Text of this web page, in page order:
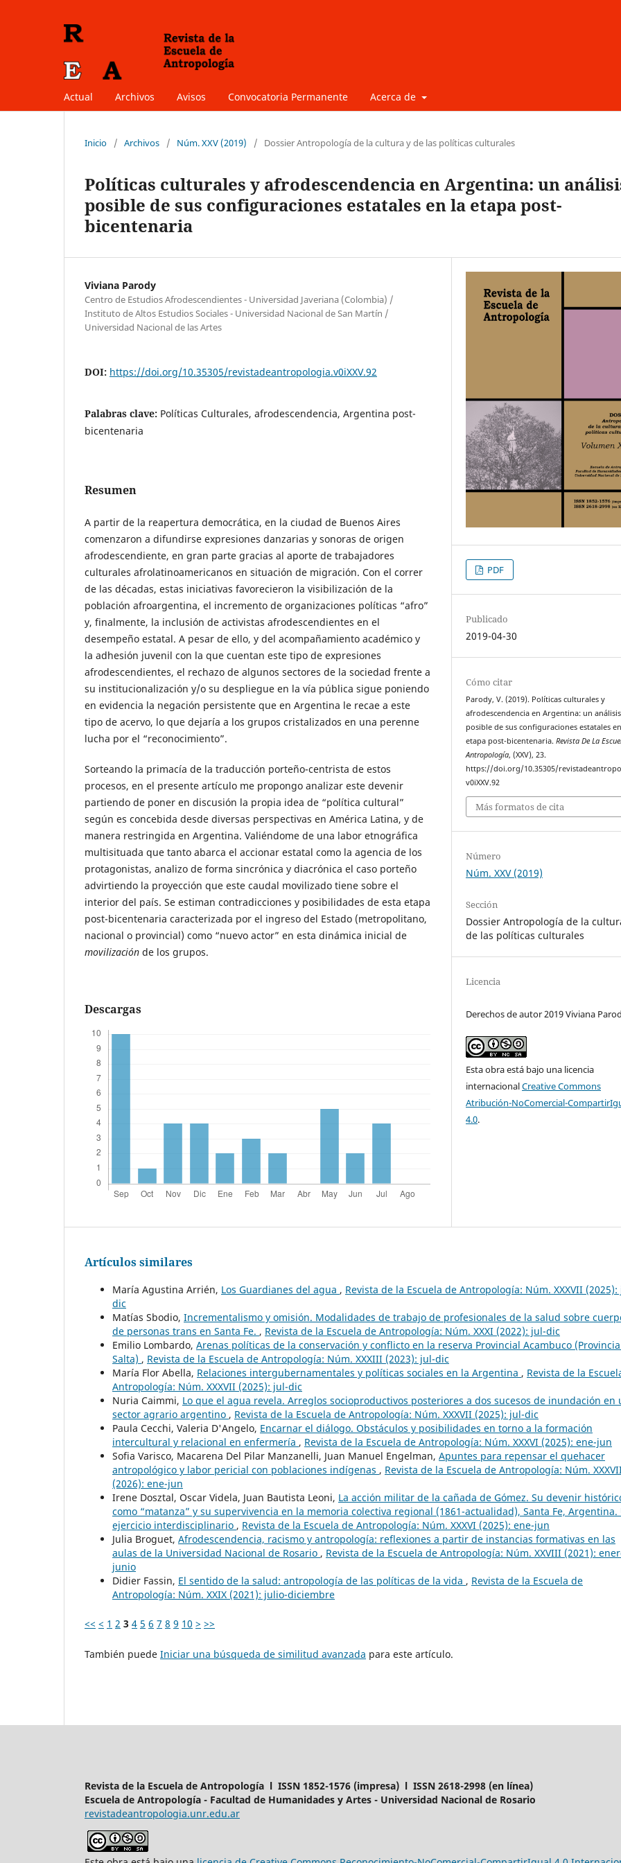
Actual Archivos Avisos Convocatoria Permanente Acerca de
Inicio / Archivos / Núm. XXV (2019) / Dossier Antropología de la cultura y de las políticas culturales
Políticas culturales y afrodescendencia en Argentina: un
posible de sus configuraciones estatales en la etapa post-
bicentenaria
Viviana Parody
Centro de Estudios Afrodescendientes - Universidad Javeriana (Colombia) /
Instituto de Altos Estudios Sociales - Universidad Nacional de San Martín /
Universidad Nacional de las Artes
DOI: https://doi.org/10.35305/revistadeantropologia.v0iXXV.92
Palabras clave: Políticas Culturales, afrodescendencia, Argentina post-
bicentenaria
Resumen
A partir de la reapertura democrática, en la ciudad de Buenos Aires
comenzaron a difundirse expresiones danzarias y sonoras de origen
afrodescendiente, en gran parte gracias al aporte de trabajadores
culturales afrolatinoamericanos en situación de migración. Con el correr
de las décadas, estas iniciativas favorecieron la visibilización de la
población afroargentina, el incremento de organizaciones políticas “afro”
y, finalmente, la inclusión de activistas afrodescendientes en el
desempeño estatal. A pesar de ello, y del acompañamiento académico y
la adhesión juvenil con la que cuentan este tipo de expresiones
afrodescendientes, el rechazo de algunos sectores de la sociedad frente a
su institucionalización y/o su despliegue en la vía pública sigue poniendo
en evidencia la negación persistente que en Argentina le recae a este
tipo de acervo, lo que dejaría a los grupos cristalizados en una perenne
lucha por el “reconocimiento”.
Sorteando la primacía de la traducción porteño-centrista de estos
procesos, en el presente artículo me propongo analizar este devenir
partiendo de poner en discusión la propia idea de “política cultural”
según es concebida desde diversas perspectivas en América Latina, y de
manera restringida en Argentina. Valiéndome de una labor etnográfica
multisituada que tanto abarca el accionar estatal como la agencia de los
protagonistas, analizo de forma sincrónica y diacrónica el caso porteño
advirtiendo la proyección que este caudal movilizado tiene sobre el
interior del país. Se estiman contradicciones y posibilidades de esta etapa
post-bicentenaria caracterizada por el ingreso del Estado (metropolitano,
nacional o provincial) como “nuevo actor” en esta dinámica inicial de
movilización de los grupos.
Descargas
PDF
Publicado
2019-04-30
Cómo citar
Parody, V. (2019). Políticas culturales y
afrodescendencia en Argentina: un análisis
posible de sus configuraciones estatales
etapa post-bicentenaria.Revista De La
Antropología, (XXV), 23.
https://doi.org/10.35305/
v0iXXV.92
Más formatos de cita
Número
Núm. XXV (2019)
Sección
Dossier Antropología de la
de las políticas culturales
Licencia
Derechos de autor 2019 Viviana
Esta obra está bajo una licencia
internacionalCreative Commons
Atribución-NoComercial-
4.0.
Artículos similares
María Agustina Arrién, Los Guardianes del agua , Revista de la Escuela de Antropología: Núm. XXXVII (2025):
dic
Matías Sbodio, Incrementalismo y omisión. Modalidades de trabajo de profesionales de la salud sobre
de personas trans en Santa Fe. , Revista de la Escuela de Antropología: Núm. XXXI (2022): jul-dic
Emilio Lombardo, Arenas políticas de la conservación y conflicto en la reserva Provincial Acambuco
Salta) , Revista de la Escuela de Antropología: Núm. XXXIII (2023): jul-dic
María Flor Abella, Relaciones intergubernamentales y políticas sociales en la Argentina , Revista de la
Antropología: Núm. XXXVII (2025): jul-dic
Nuria Caimmi, Lo que el agua revela. Arreglos socioproductivos posteriores a dos sucesos de inundación en
sector agrario argentino , Revista de la Escuela de Antropología: Núm. XXXVII (2025): jul-dic
Paula Cecchi, Valeria D'Angelo, Encarnar el diálogo. Obstáculos y posibilidades en torno a la formación
intercultural y relacional en enfermería , Revista de la Escuela de Antropología: Núm. XXXVI (2025): ene-jun
Sofia Varisco, Macarena Del Pilar Manzanelli, Juan Manuel Engelman, Apuntes para repensar el quehacer
antropológico y labor pericial con poblaciones indígenas , Revista de la Escuela de Antropología: Núm.
(2026): ene-jun
Irene Dosztal, Oscar Videla, Juan Bautista Leoni, La acción militar de la cañada de Gómez. Su devenir
como “matanza” y su supervivencia en la memoria colectiva regional (1861-actualidad), Santa Fe, Argentina.
ejercicio interdisciplinario , Revista de la Escuela de Antropología: Núm. XXXVI (2025): ene-jun
Julia Broguet, Afrodescendencia, racismo y antropología: reflexiones a partir de instancias formativas en las
aulas de la Universidad Nacional de Rosario , Revista de la Escuela de Antropología: Núm. XXVIII (2021):
junio
Didier Fassin, El sentido de la salud: antropología de las políticas de la vida , Revista de la Escuela de
Antropología: Núm. XXIX (2021): julio-diciembre
<< < 1 2 3 4 5 6 7 8 9 10 > >>
También puede Iniciar una búsqueda de similitud avanzada para este artículo.
Revista de la Escuela de Antropología l ISSN 1852-1576 (impresa) l ISSN 2618-2998 (en línea)
Escuela de Antropología - Facultad de Humanidades y Artes - Universidad Nacional de Rosario
revistadeantropologia.unr.edu.ar